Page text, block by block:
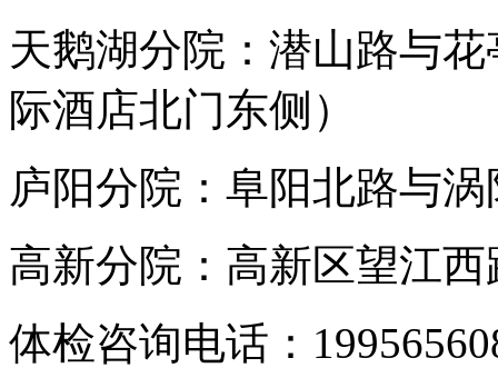
天鹅湖分院：潜山路与
际酒店北门东侧）
庐阳分院：阜阳北路与
高新分院：高新区望江
体检咨询电话：